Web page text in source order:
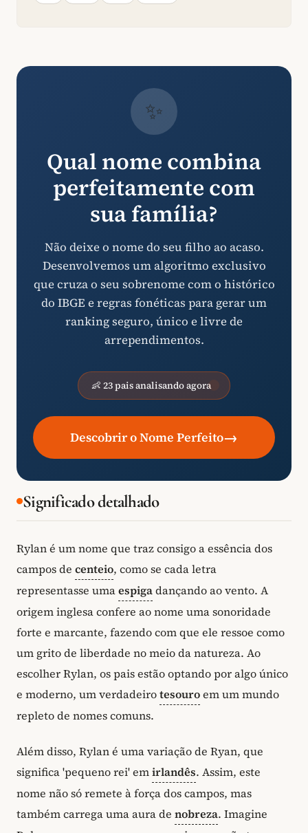
✨
Qual nome combina
perfeitamente com
sua família?
Não deixe o nome do seu filho ao acaso.
Desenvolvemos um algoritmo exclusivo
que cruza o seu sobrenome com o histórico
do IBGE e regras fonéticas para gerar um
ranking seguro, único e livre de
arrependimentos.
👶 23 pais analisando agora
Descobrir o Nome Perfeito→
Significado detalhado
Rylan é um nome que traz consigo a essência dos
campos de centeio, como se cada letra
representasse umaespigadançando ao vento. A
origem inglesa confere ao nome uma sonoridade
forte e marcante, fazendo com que ele ressoe como
um grito de liberdade no meio da natureza. Ao
escolher Rylan, os pais estão optando por algo único
e moderno, um verdadeirotesouroem um mundo
repleto de nomes comuns.
Além disso, Rylan é uma variação de Ryan, que
significa 'pequeno rei' emirlandês. Assim, este
nome não só remete à força dos campos, mas
também carrega uma aura de nobreza. Imagine